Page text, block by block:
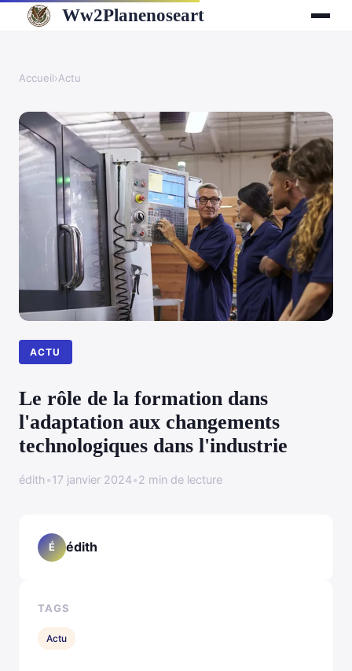
Ww2Planenoseart
Accueil›Actu
ACTU
Le rôle de la formation dans
l'adaptation aux changements
technologiques dans l'industrie
édith•17 janvier 2024•2 min de lecture
É édith
TAGS
Actu